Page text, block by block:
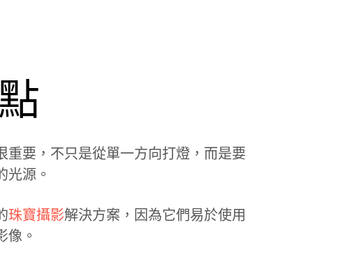
重要，不只是從單一方向打燈，而是要
光源。
珠寶攝影解決方案，因為它們易於使用
像。